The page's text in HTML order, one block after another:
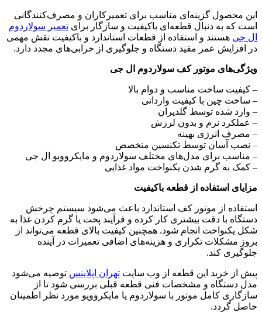
این محصول گزینه‌ای مناسب برای تعمیرکاران و مصرف‌کنندگانی
است که به دنبال قطعه‌ای باکیفیت و سازگار برای تعمیر سولاردوم
ال جی هستند و استفاده از قطعات استاندارد و باکیفیت نقش مهمی
در افزایش عمر مفید دستگاه و جلوگیری از خرابی‌های مجدد دارد.
ویژگی‌های موتور کف سولاردوم ال جی
– کیفیت ساخت مناسب و دوام بالا
– ساخت چین با کیفیت وارداتی
– وارد شده توسط گلدیران
– عملکرد نرم و بدون لرزش
– مصرف انرژی بهینه
– نصب آسان توسط تکنسین متخصص
– مناسب برای مدل‌های مختلف سولاردوم و مایکروویو ال جی
– کمک به گرم شدن یکنواخت مواد غذایی
مزایای استفاده از قطعه باکیفیت
استفاده از موتور کف استاندارد باعث می‌شود سیستم چرخش
دستگاه با دقت بیشتری کار کرده و فرآیند پخت یا گرم کردن غذا به
شکل یکنواخت انجام شود. همچنین کیفیت بالای قطعه می‌تواند از
بروز مشکلات تکراری و هزینه‌های اضافی تعمیرات در آینده
جلوگیری کند.
پیش از خرید این قطعه از وب سایت تهران اپلاینس توصیه می‌شود
مدل دستگاه و مشخصات فنی قطعه قبلی بررسی شود تا از
سازگاری کامل موتور با سولاردوم یا مایکروویو مورد نظر اطمینان
حاصل گردد.